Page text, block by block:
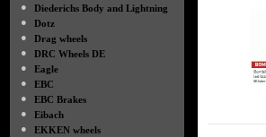
●
Diederichs Body and Lightning
●
Dotz
●
Drag wheels
●
DRC Wheels DE
●
Eagle
●
EBC
●
EBC Brakes
●
Eibach
●
EKKEN wheels